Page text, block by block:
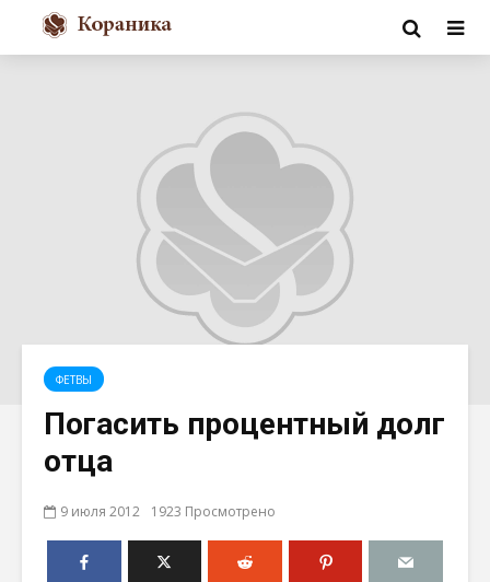
ФЕТВЫ
Погасить процентный долг
отца
9 июля 2012 1923 Просмотрено